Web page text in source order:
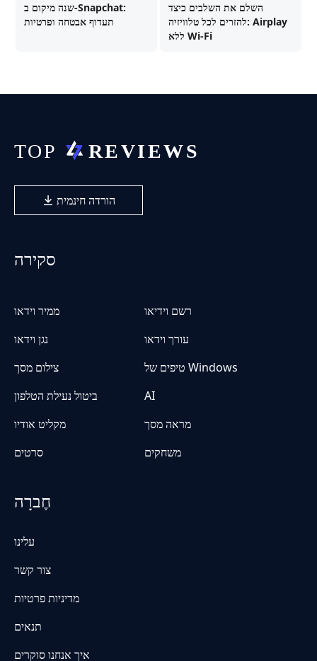
שנה מיקום ב-Snapchat:
תעדוף אבטחה ופרטיות
השלם את השלבים כיצד
להזרים לכל טלוויזיה: Airplay
ללא Wi-Fi
הורדה חינמית
סקירה
ממיר וידאו
רשם וידיאו
נגן וידאו
עורך וידאו
צילום מסך
טיפים של Windows
ביטול נעילת הטלפון
AI
מקליט אודיו
מראה מסך
סרטים
משחקים
חֶברָה
עלינו
צור קשר
מדיניות פרטיות
תנאים
איך אנחנו סוקרים